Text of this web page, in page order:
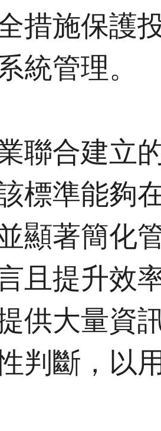
措施保護
統管理。
聯合建立
標準能夠
顯著簡化
且提升效
供大量資
判斷，以